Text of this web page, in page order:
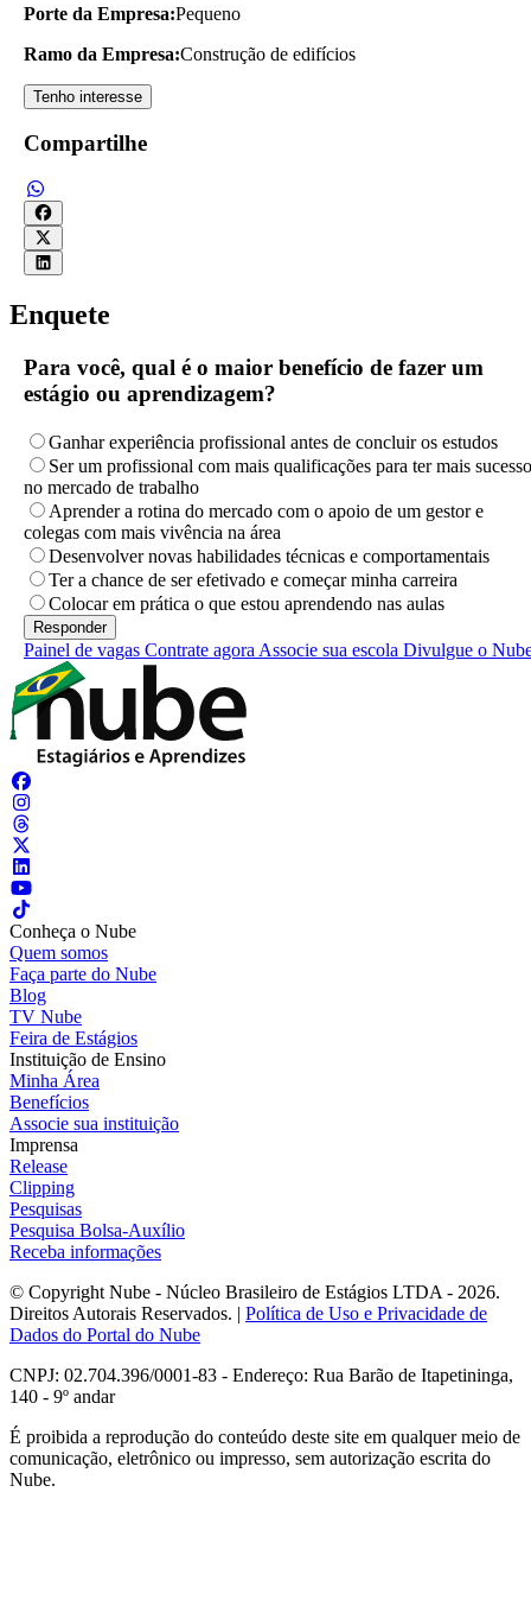
Porte da Empresa:Pequeno
Ramo da Empresa:Construção de edifícios
Tenho interesse
Compartilhe
Enquete
Para você, qual é o maior benefício de fazer um
estágio ou aprendizagem?
Ganhar experiência profissional antes de concluir os estudos
Ser um profissional com mais qualificações para ter mais sucesso
no mercado de trabalho
Aprender a rotina do mercado com o apoio de um gestor e
colegas com mais vivência na área
Desenvolver novas habilidades técnicas e comportamentais
Ter a chance de ser efetivado e começar minha carreira
Colocar em prática o que estou aprendendo nas aulas
Painel de vagas Contrate agora Associe sua escola Divulgue o
Conheça o Nube
Quem somos
Faça parte do Nube
Blog
TV Nube
Feira de Estágios
Instituição de Ensino
Minha Área
Benefícios
Associe sua instituição
Imprensa
Release
Clipping
Pesquisas
Pesquisa Bolsa-Auxílio
Receba informações
© Copyright Nube - Núcleo Brasileiro de Estágios LTDA - 2026.
Direitos Autorais Reservados. | Política de Uso e Privacidade de
Dados do Portal do Nube
CNPJ: 02.704.396/0001-83 - Endereço: Rua Barão de Itapetininga,
140 - 9º andar
É proibida a reprodução do conteúdo deste site em qualquer meio de
comunicação, eletrônico ou impresso, sem autorização escrita do
Nube.